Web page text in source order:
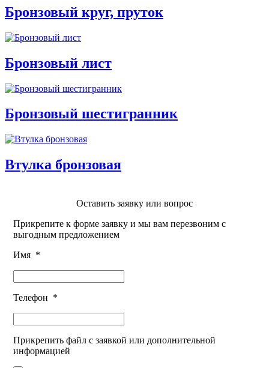
Бронзовый круг, пруток
Бронзовый лист
Бронзовый шестигранник
Втулка бронзовая
Оставить заявку или вопрос
Прикрепите к форме заявку и мы вам перезвоним с
выгодным предложением
Имя *
Телефон *
Прикрепить файл с заявкой или дополнительной
информацией